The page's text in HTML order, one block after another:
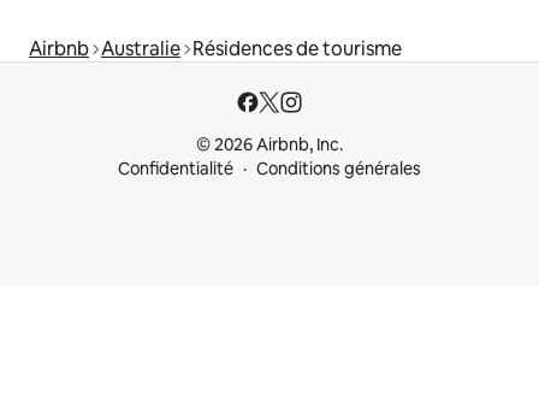
Airbnb Australie Résidences de tourisme
© 2026 Airbnb, Inc.
Confidentialité
Conditions générales